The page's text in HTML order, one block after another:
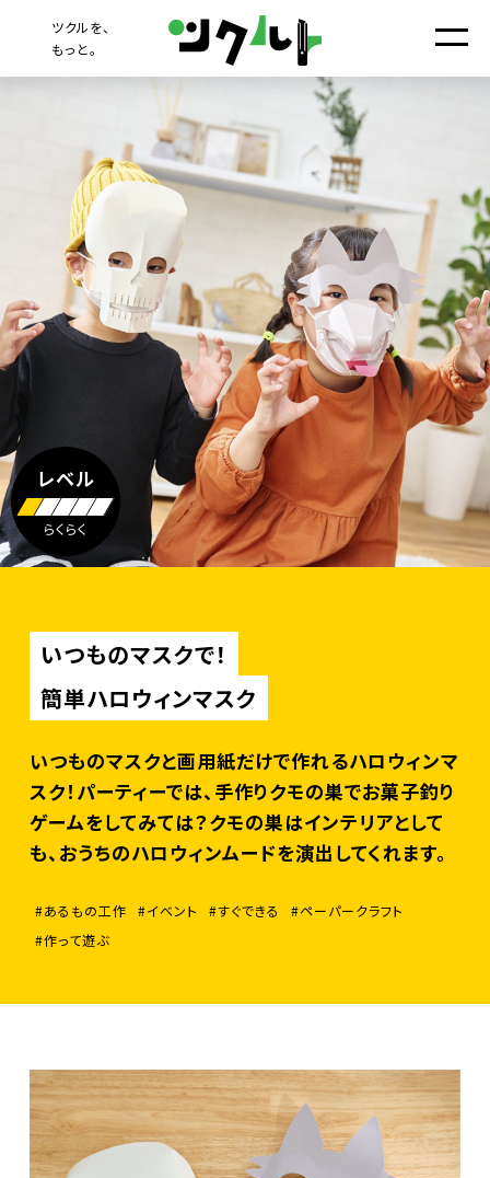
ツクルを、
もっと。
レベル
らくらく
いつものマスクで！
簡単ハロウィンマスク
いつものマスクと画用紙だけで作れるハロウィンマ
スク！パーティーでは、手作りクモの巣でお菓子釣り
ゲームをしてみては？クモの巣はインテリアとして
も、おうちのハロウィンムードを演出してくれます。
#あるもの工作 #イベント #すぐできる
#ペーパークラフト
#作って遊ぶ